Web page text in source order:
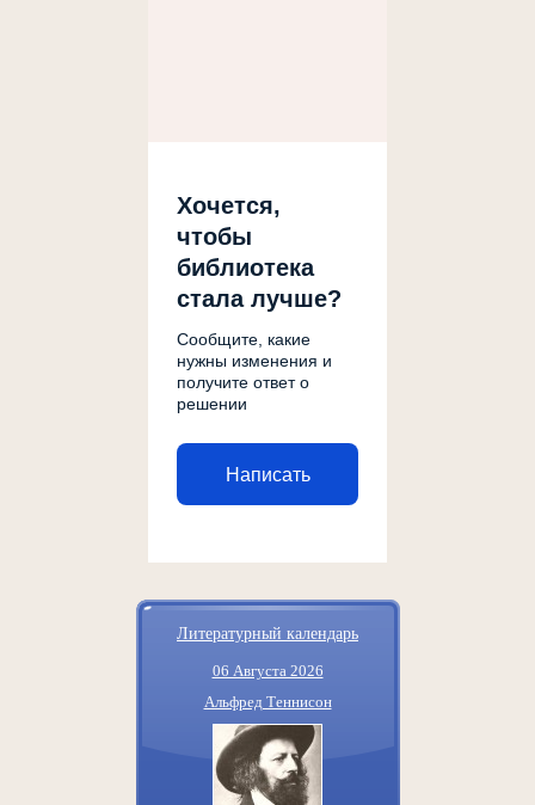
Хочется,
чтобы
библиотека
стала лучше?
Сообщите, какие
нужны изменения и
получите ответ о
решении
Написать
Литературный календарь
06 Августа 2026
Альфред Теннисон